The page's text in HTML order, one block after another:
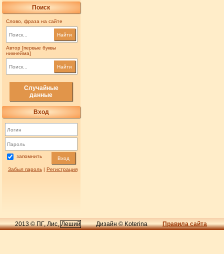
Поиск
Слово, фраза на сайте
Найти
Автор [первые буквы
никнейма]
Найти
Случайные
данные
Вход
запомнить Вход
Забыл пароль| Регистрация
2013 © ПГ, Лис,Леший Дизайн © Koterina Правила сайта